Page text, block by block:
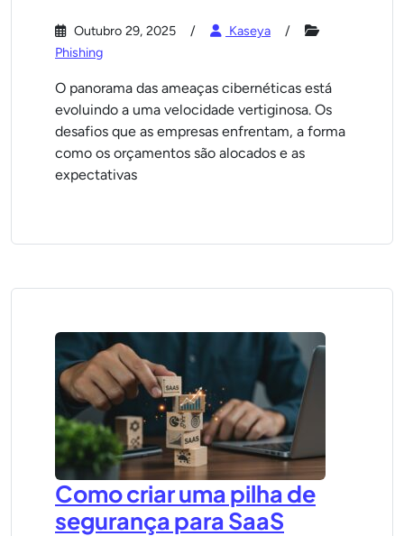
Outubro 29, 2025
Kaseya
Phishing
O panorama das ameaças cibernéticas está
evoluindo a uma velocidade vertiginosa. Os
desafios que as empresas enfrentam, a forma
como os orçamentos são alocados e as
expectativas
Como criar uma pilha de
segurança para SaaS